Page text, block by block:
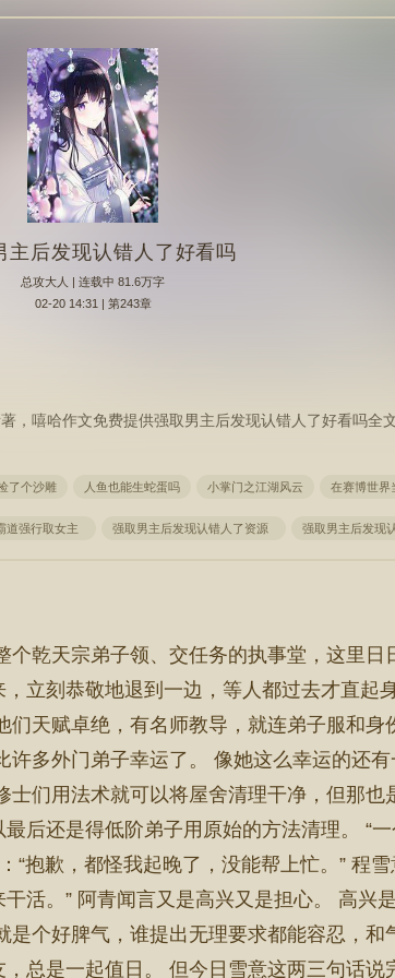
主后发现认错人了好看吗
总攻大人 | 连载中 81.6万字
02-20 14:31 | 第243章
，嘻哈作文免费提供强取男主后发现认错人了好看吗全文
了个沙雕 人鱼也能生蛇蛋吗 小掌门之江湖风云 在赛博世界
道强行取女主 强取男主后发现认错人了资源 强取男主后发现
乾天宗弟子领、交任务的执事堂，这里日
立刻恭敬地退到一边，等人都过去才直起
天赋卓绝，有名师教导，就连弟子服和身
多外门弟子幸运了。 像她这么幸运的还有
们用法术就可以将屋舍清理干净，但那也
后还是得低阶弟子用原始的方法清理。 “
“抱歉，都怪我起晚了，没能帮上忙。” 程
活。” 阿青闻言又是高兴又是担心。 高兴
个好脾气，谁提出无理要求都能容忍，和
总是一起值日。 但今日雪意这两三句话说